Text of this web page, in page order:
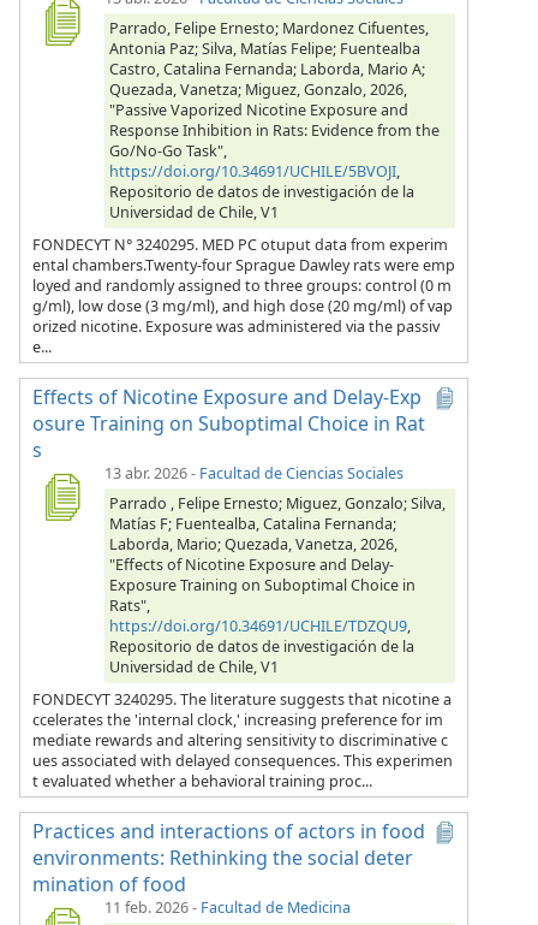
Parrado, Felipe Ernesto; Mardonez Cifuentes,
Antonia Paz; Silva, Matías Felipe; Fuentealba
Castro, Catalina Fernanda; Laborda, Mario A;
Quezada, Vanetza; Miguez, Gonzalo, 2026,
"Passive Vaporized Nicotine Exposure and
Response Inhibition in Rats: Evidence from the
Go/No-Go Task",
https://doi.org/10.34691/UCHILE/5BVOJI,
Repositorio de datos de investigación de la
Universidad de Chile, V1
FONDECYT N° 3240295. MED PC otuput data from experim
ental chambers.Twenty-four Sprague Dawley rats were emp
loyed and randomly assigned to three groups: control (0 m
g/ml), low dose (3 mg/ml), and high dose (20 mg/ml) of vap
orized nicotine. Exposure was administered via the passiv
e...
Effects of Nicotine Exposure and Delay-Exp
osure Training on Suboptimal Choice in Rat
s
13 abr. 2026- Facultad de Ciencias Sociales
Parrado , Felipe Ernesto; Miguez, Gonzalo; Silva,
Matías F; Fuentealba, Catalina Fernanda;
Laborda, Mario; Quezada, Vanetza, 2026,
"Effects of Nicotine Exposure and Delay-
Exposure Training on Suboptimal Choice in
Rats",
https://doi.org/10.34691/UCHILE/TDZQU9,
Repositorio de datos de investigación de la
Universidad de Chile, V1
FONDECYT 3240295. The literature suggests that nicotine a
ccelerates the 'internal clock,' increasing preference for im
mediate rewards and altering sensitivity to discriminative c
ues associated with delayed consequences. This experimen
t evaluated whether a behavioral training proc...
Practices and interactions of actors in food
environments: Rethinking the social deter
mination of food
11 feb. 2026- Facultad de Medicina